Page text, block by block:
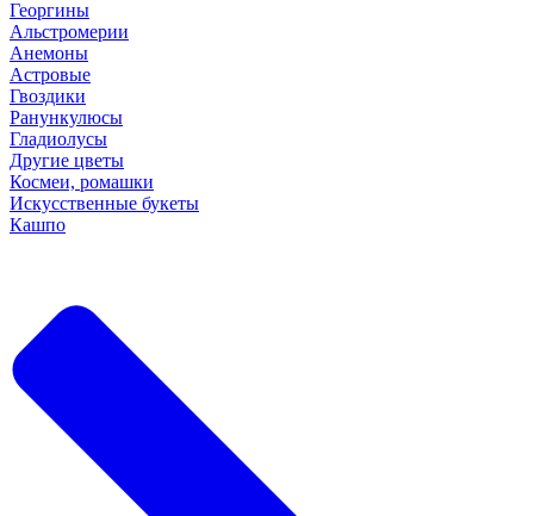
Георгины
Альстромерии
Анемоны
Астровые
Гвоздики
Ранункулюсы
Гладиолусы
Другие цветы
Космеи, ромашки
Искусственные букеты
Кашпо